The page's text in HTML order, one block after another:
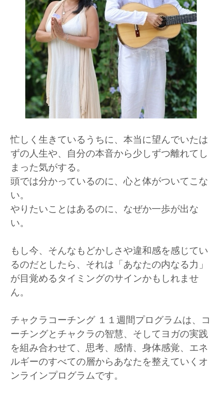
忙しく生きているうちに、本当に望んでいたは
ずの人生や、自分の本音から少しずつ離れてし
まった気がする。
頭では分かっているのに、心と体がついてこな
い。
やりたいことはあるのに、なぜか一歩が出な
い。
もし今、そんなもどかしさや違和感を感じてい
るのだとしたら、それは「あなたの内なる力」
が目覚めるタイミングのサインかもしれませ
ん。
チャクラコーチング １１週間プログラムは、コ
ーチングとチャクラの智慧、そしてヨガの実践
を組み合わせて、思考、感情、身体感覚、エネ
ルギーのすべての層からあなたを整えていくオ
ンラインプログラムです。